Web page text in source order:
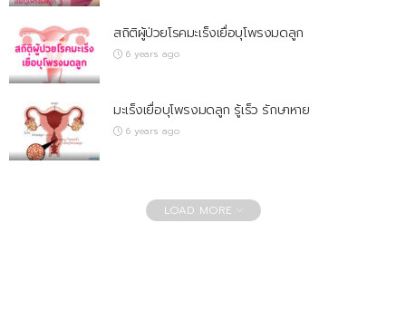
สถิติผู้ป่วยโรคมะเร็งเยื่อบุโพรงมดลูก
6 years ago
มะเร็งเยื่อบุโพรงมดลูก รู้เร็ว รักษาหาย
6 years ago
LOAD MORE